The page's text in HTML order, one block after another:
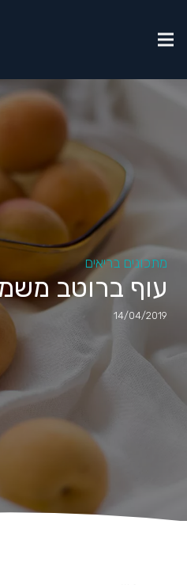
מתכונים בריאים
עוף ברוטב
14/04/2019